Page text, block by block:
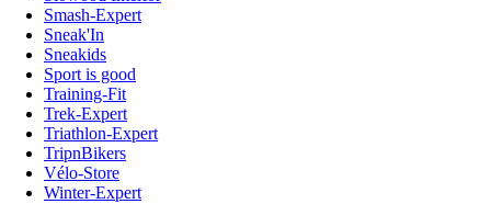
Smash-Expert
Sneak'In
Sneakids
Sport is good
Training-Fit
Trek-Expert
Triathlon-Expert
TripnBikers
Vélo-Store
Winter-Expert